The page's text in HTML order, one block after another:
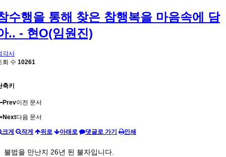
수행을 통해 찾은 참행복을 마음속에 담
.. - 현O(임원진)
각사
회 수 10261
축키
Prev이전 문서
Next다음 문서
크게 작게 위로 아래로 댓글로 가기 인쇄
불법을 만난지 26년 된 불자입니다.